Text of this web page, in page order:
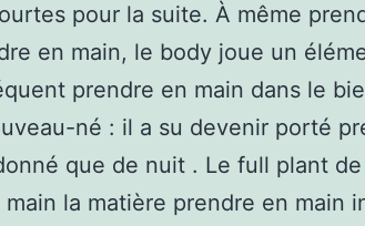
pour la suite. À même
en main, le body joue un
prendre en main dans le
né : il a su devenir porté
que de nuit . Le full plant
la matière prendre en main